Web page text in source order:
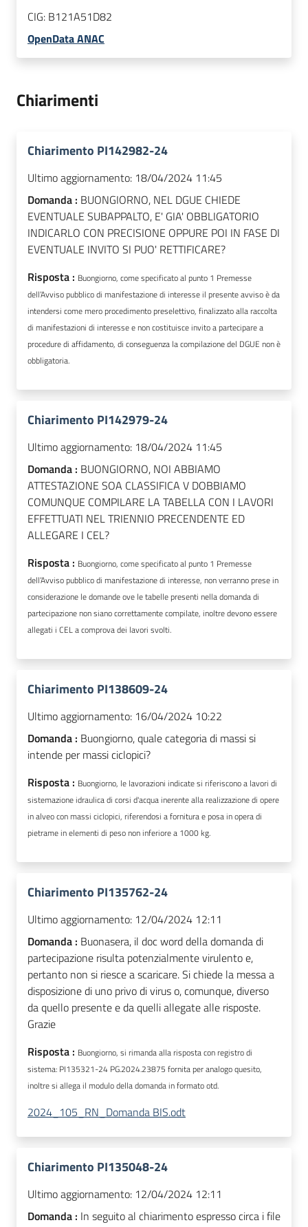
CIG: B121A51D82
OpenData ANAC
Chiarimenti
Chiarimento PI142982-24
Ultimo aggiornamento: 18/04/2024 11:45
Domanda : BUONGIORNO, NEL DGUE CHIEDE
EVENTUALE SUBAPPALTO, E' GIA' OBBLIGATORIO
INDICARLO CON PRECISIONE OPPURE POI IN FASE DI
EVENTUALE INVITO SI PUO' RETTIFICARE?
Risposta : Buongiorno, come specificato al punto 1 Premesse
dell’Avviso pubblico di manifestazione di interesse il presente avviso è da
intendersi come mero procedimento preselettivo, finalizzato alla raccolta
di manifestazioni di interesse e non costituisce invito a partecipare a
procedure di affidamento, di conseguenza la compilazione del DGUE non è
obbligatoria.
Chiarimento PI142979-24
Ultimo aggiornamento: 18/04/2024 11:45
Domanda : BUONGIORNO, NOI ABBIAMO
ATTESTAZIONE SOA CLASSIFICA V DOBBIAMO
COMUNQUE COMPILARE LA TABELLA CON I LAVORI
EFFETTUATI NEL TRIENNIO PRECENDENTE ED
ALLEGARE I CEL?
Risposta : Buongiorno, come specificato al punto 1 Premesse
dell’Avviso pubblico di manifestazione di interesse, non verranno prese in
considerazione le domande ove le tabelle presenti nella domanda di
partecipazione non siano correttamente compilate, inoltre devono essere
allegati i CEL a comprova dei lavori svolti.
Chiarimento PI138609-24
Ultimo aggiornamento: 16/04/2024 10:22
Domanda : Buongiorno, quale categoria di massi si
intende per massi ciclopici?
Risposta : Buongiorno, le lavorazioni indicate si riferiscono a lavori di
sistemazione idraulica di corsi d'acqua inerente alla realizzazione di opere
in alveo con massi ciclopici, riferendosi a fornitura e posa in opera di
pietrame in elementi di peso non inferiore a 1000 kg.
Chiarimento PI135762-24
Ultimo aggiornamento: 12/04/2024 12:11
Domanda : Buonasera, il doc word della domanda di
partecipazione risulta potenzialmente virulento e,
pertanto non si riesce a scaricare. Si chiede la messa a
disposizione di uno privo di virus o, comunque, diverso
da quello presente e da quelli allegate alle risposte.
Grazie
Risposta : Buongiorno, si rimanda alla risposta con registro di
sistema: PI135321-24 PG.2024.23875 fornita per analogo quesito,
inoltre si allega il modulo della domanda in formato otd.
2024_105_RN_Domanda BIS.odt
Chiarimento PI135048-24
Ultimo aggiornamento: 12/04/2024 12:11
Domanda : In seguito al chiarimento espresso circa i file